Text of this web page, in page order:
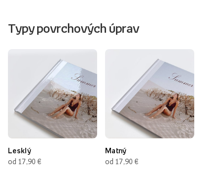
Typy povrchových úprav
Lesklý
od 17,90 €
Matný
od 17,90 €